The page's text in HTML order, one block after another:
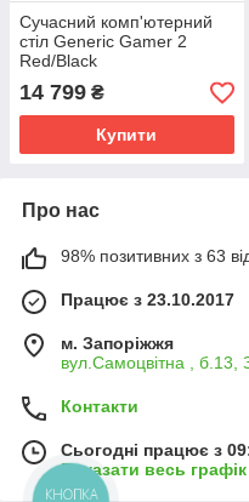
Сучасний комп'ютерний
стіл Generic Gamer 2
Red/Black
14 799 ₴
Купити
Про нас
98% позитивних з 63
Працює з 23.10.2017
м. Запоріжжя
вул.Самоцвітна , б.13,
Контакти
Сьогодні працює з
Показати весь
КНОПКА